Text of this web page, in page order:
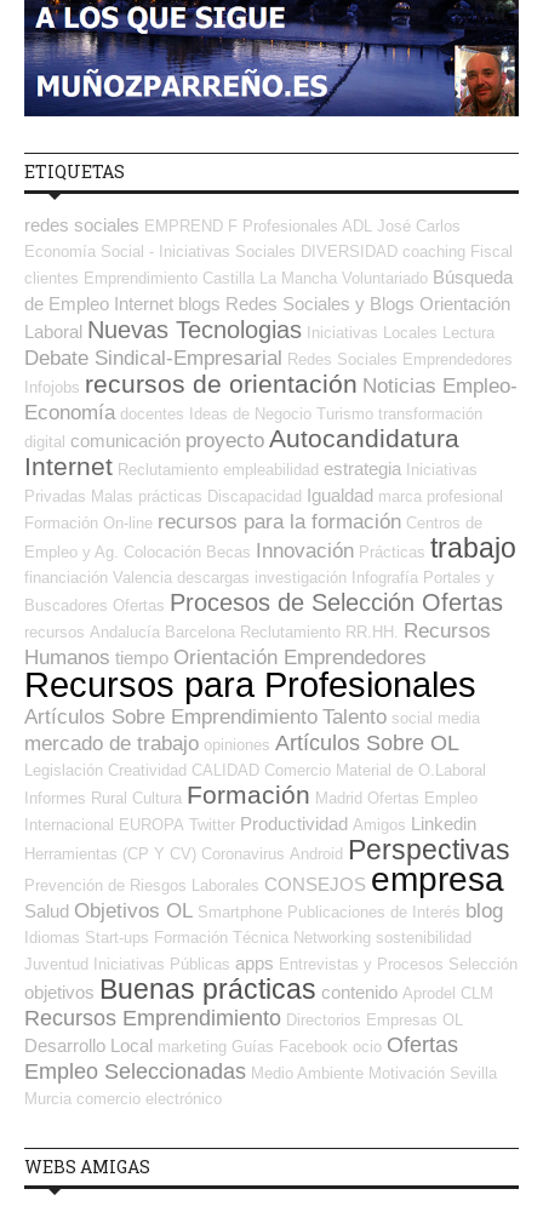
ETIQUETAS
redes sociales EMPREND F Profesionales ADL José Carlos
Economía Social - Iniciativas Sociales DIVERSIDAD coaching Fiscal
clientes Emprendimiento Castilla La Mancha Voluntariado Búsqueda
de Empleo Internet blogs Redes Sociales y Blogs Orientación
Laboral Nuevas Tecnologias Iniciativas Locales Lectura
Debate Sindical-Empresarial Redes Sociales Emprendedores
Infojobs recursos de orientación Noticias Empleo-
Economía docentes Ideas de Negocio Turismo transformación
digital comunicación proyecto Autocandidatura
Internet Reclutamiento empleabilidad estrategia Iniciativas
Privadas Malas prácticas Discapacidad Igualdad marca profesional
Formación On-line recursos para la formación Centros de
Empleo y Ag. Colocación Becas Innovación Prácticas trabajo
financiación Valencia descargas investigación Infografía Portales y
Buscadores Ofertas Procesos de Selección Ofertas
recursos Andalucía Barcelona Reclutamiento RR.HH.
Recursos
Humanos tiempo Orientación Emprendedores
Recursos para Profesionales
Artículos Sobre Emprendimiento Talento social media
mercado de trabajo opiniones Artículos Sobre OL
Legislación Creatividad CALIDAD Comercio Material de O.Laboral
Informes Rural Cultura Formación Madrid Ofertas Empleo
Internacional EUROPA Twitter Productividad Amigos Linkedin
Herramientas (CP Y CV) Coronavirus Android Perspectivas
Prevención de Riesgos Laborales CONSEJOS empresa
Salud Objetivos OL Smartphone Publicaciones de Interés blog
Idiomas Start-ups Formación Técnica Networking sostenibilidad
Juventud Iniciativas Públicas apps Entrevistas y Procesos Selección
objetivos Buenas prácticas contenido Aprodel CLM
Recursos Emprendimiento Directorios Empresas OL
Desarrollo Local marketing Guías Facebook ocio Ofertas
Empleo Seleccionadas Medio Ambiente Motivación Sevilla
Murcia comercio electrónico
WEBS AMIGAS